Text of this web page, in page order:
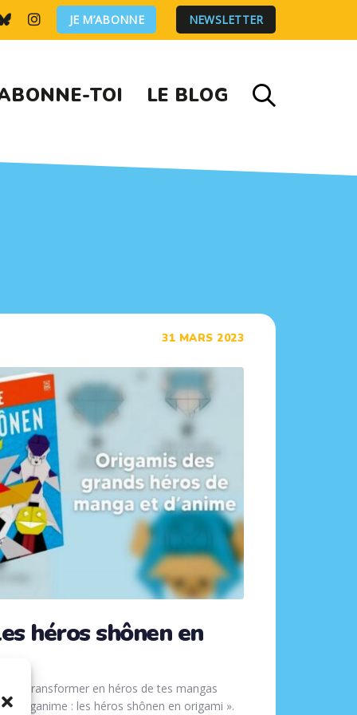
JE M’ABONNE NEWSLETTER
TOI LE BLOG
31 MARS 2023
héros shônen en
les transformer en héros de tes mangas
« Origanime : les héros shônen en origami ».